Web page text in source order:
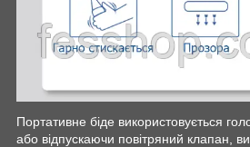
Портативне біде використовується
або відпускаючи повітряний клапан,